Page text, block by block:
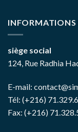
siège social
124, Rue Radhia
E-mail:
Tél: (+216)
Fax: (+216)